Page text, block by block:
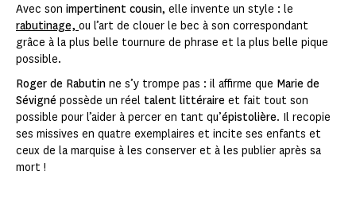
Avec son impertinent cousin, elle invente un style : le
rabutinage, ou l’art de clouer le bec à son correspondant
grâce à la plus belle tournure de phrase et la plus belle pique
possible.
Roger de Rabutin ne s’y trompe pas : il affirme que Marie de
Sévigné possède un réel talent littéraire et fait tout son
possible pour l’aider à percer en tant qu’épistolière. Il recopie
ses missives en quatre exemplaires et incite ses enfants et
ceux de la marquise à les conserver et à les publier après sa
mort !